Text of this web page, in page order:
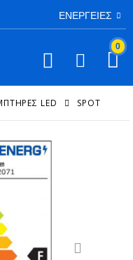
ΕΝΈΡΓΕΙΕΣ
0
LED SPOT